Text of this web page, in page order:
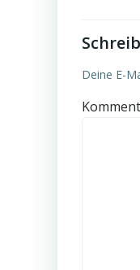
Deine E-